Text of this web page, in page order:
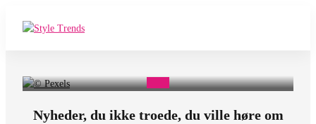
r
o
Nyheder, du ikke troede, du ville høre om